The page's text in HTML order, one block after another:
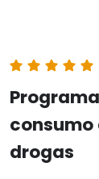
drogas